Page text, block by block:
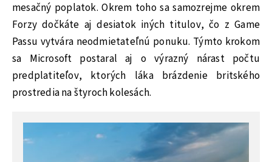
mesačný poplatok. Okrem toho sa samozrejme okrem
Forzy dočkáte aj desiatok iných titulov, čo z Game
Passu vytvára neodmietateľnú ponuku. Týmto krokom
sa Microsoft postaral aj o výrazný nárast počtu
predplatiteľov, ktorých láka brázdenie britského
prostredia na štyroch kolesách.